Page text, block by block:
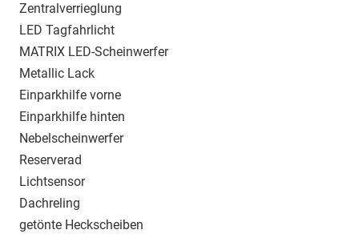
Zentralverrieglung
LED Tagfahrlicht
MATRIX LED-Scheinwerfer
Metallic Lack
Einparkhilfe vorne
Einparkhilfe hinten
Nebelscheinwerfer
Reserverad
Lichtsensor
Dachreling
getönte Heckscheiben